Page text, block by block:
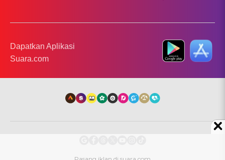
Dapatkan Aplikasi
Suara.com